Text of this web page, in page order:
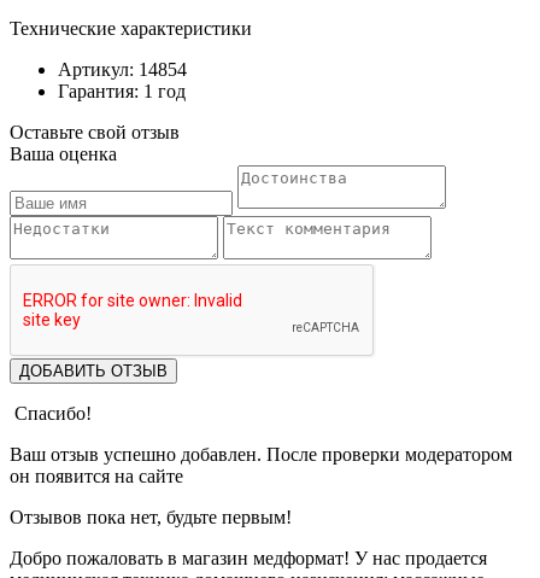
Технические характеристики
Артикул: 14854
Гарантия: 1 год
Оставьте свой отзыв
Ваша оценка
ДОБАВИТЬ ОТЗЫВ
Спасибо!
Ваш отзыв успешно добавлен. После проверки модератором
он появится на сайте
Отзывов пока нет, будьте первым!
Добро пожаловать в магазин медформат! У нас продается